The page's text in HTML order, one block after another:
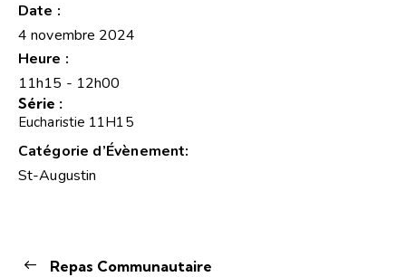
Date :
4 novembre 2024
Heure :
11h15 - 12h00
Série :
Eucharistie 11H15
Catégorie d’Évènement:
St-Augustin
Repas Communautaire